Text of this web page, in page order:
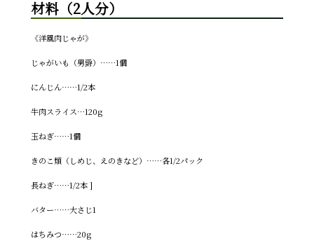
材料（2人分）
《洋風肉じゃが》
じゃがいも（男爵）……1個
にんじん……1/2本
牛肉スライス…120g
玉ねぎ……1個
きのこ類（しめじ、えのきなど）……各1/2パック
長ねぎ……1/2本 ]
バター……大さじ1
はちみつ……20g